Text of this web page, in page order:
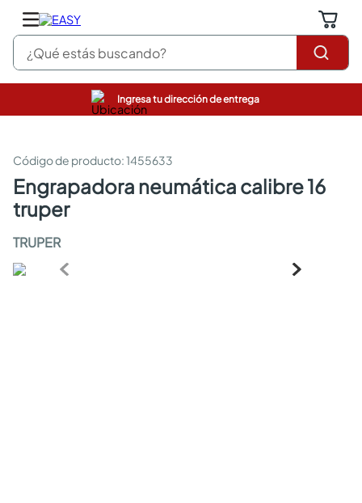
¿Qué estás buscando?
Ingresa tu dirección de entrega
:1455633
engrapadora neumática calibre 16
truper
TRUPER
pinturas
sanitarios
comedor
escritorio
armarios closet
comedores